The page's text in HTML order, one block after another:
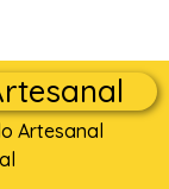
Artesanal